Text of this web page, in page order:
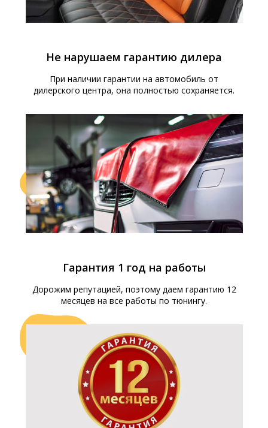
настоящих меломанов.
Не нарушаем гарантию дилера
При наличии гарантии на автомобиль от
дилерского центра, она полностью сохраняется.
Гарантия 1 год на работы
Дорожим репутацией, поэтому даем гарантию 12
месяцев на все работы по тюнингу.